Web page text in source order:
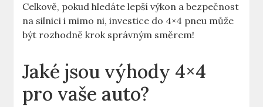
Celkově, pokud hledáte lepší výkon a bezpečnost
na silnici i mimo ni, investice do 4×4 pneu může
být rozhodně krok správným směrem!
Jaké jsou výhody 4×4
pro vaše auto?